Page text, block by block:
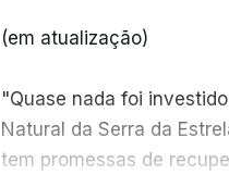
(em atualização)
"Quase nada foi
Natural da Serra da
tem promessas de